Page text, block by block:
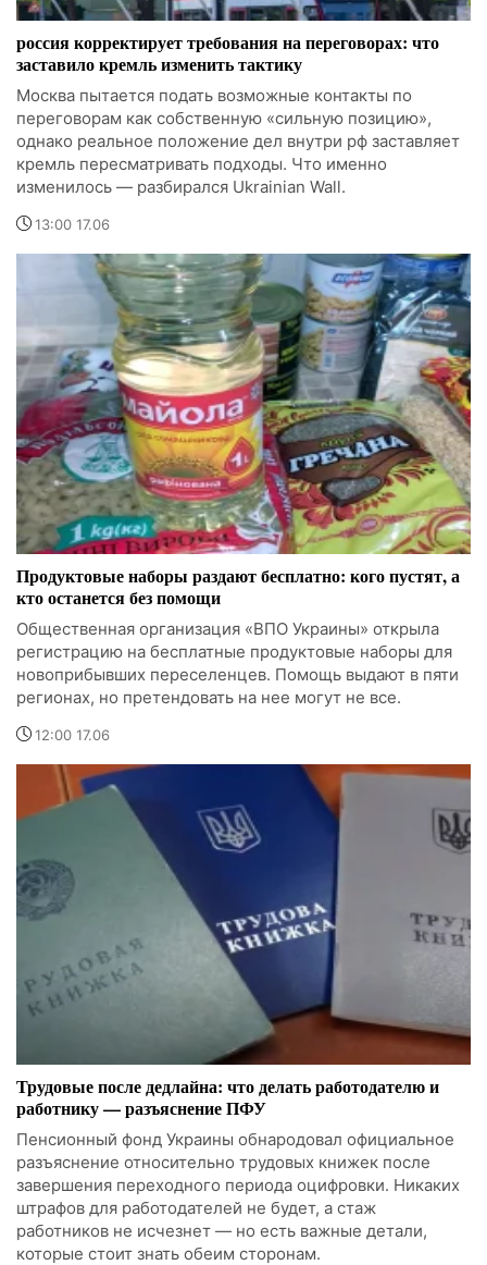
россия корректирует требования на переговорах: что
заставило кремль изменить тактику
Москва пытается подать возможные контакты по
переговорам как собственную «сильную позицию»,
однако реальное положение дел внутри рф заставляет
кремль пересматривать подходы. Что именно
изменилось — разбирался Ukrainian Wall.
13:00 17.06
Продуктовые наборы раздают бесплатно: кого пустят, а
кто останется без помощи
Общественная организация «ВПО Украины» открыла
регистрацию на бесплатные продуктовые наборы для
новоприбывших переселенцев. Помощь выдают в пяти
регионах, но претендовать на нее могут не все.
12:00 17.06
Трудовые после дедлайна: что делать работодателю и
работнику — разъяснение ПФУ
Пенсионный фонд Украины обнародовал официальное
разъяснение относительно трудовых книжек после
завершения переходного периода оцифровки. Никаких
штрафов для работодателей не будет, а стаж
работников не исчезнет — но есть важные детали,
которые стоит знать обеим сторонам.